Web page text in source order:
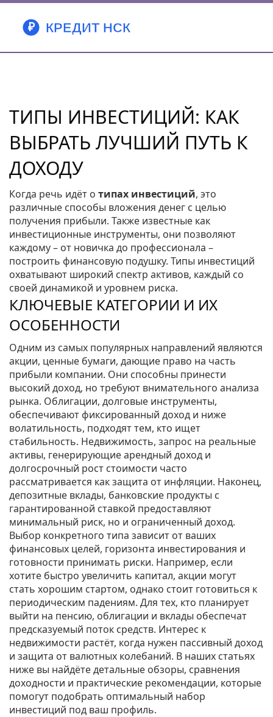
ТИПЫ ИНВЕСТИЦИЙ: КАК
ВЫБРАТЬ ЛУЧШИЙ ПУТЬ К
ДОХОДУ
Когда речь идёт о типах инвестиций, это
различные способы вложения денег с целью
получения прибыли. Также известные как
инвестиционные инструменты, они позволяют
каждому – от новичка до профессионала –
построить финансовую подушку. Типы инвестиций
охватывают широкий спектр активов, каждый со
своей динамикой и уровнем риска.
КЛЮЧЕВЫЕ КАТЕГОРИИ И ИХ
ОСОБЕННОСТИ
Одним из самых популярных направлений являются
акции, ценные бумаги, дающие право на часть
прибыли компании. Они способны принести
высокий доход, но требуют внимательного анализа
рынка. Облигации, долговые инструменты,
обеспечивают фиксированный доход и ниже
волатильность, подходят тем, кто ищет
стабильность. Недвижимость, запрос на реальные
активы, генерирующие арендный доход и
долгосрочный рост стоимости часто
рассматривается как защита от инфляции. Наконец,
депозитные вклады, банковские продукты с
гарантированной ставкой предоставляют
минимальный риск, но и ограниченный доход.
Выбор конкретного типа зависит от ваших
финансовых целей, горизонта инвестирования и
готовности принимать риски. Например, если
хотите быстро увеличить капитал, акции могут
стать хорошим стартом, однако стоит готовиться к
периодическим падениям. Для тех, кто планирует
выйти на пенсию, облигации и вклады обеспечат
предсказуемый поток средств. Интерес к
недвижимости растёт, когда нужен пассивный доход
и защита от валютных колебаний. В наших статьях
ниже вы найдёте детальные обзоры, сравнения
доходности и практические рекомендации, которые
помогут подобрать оптимальный набор
инвестиций под ваш профиль.